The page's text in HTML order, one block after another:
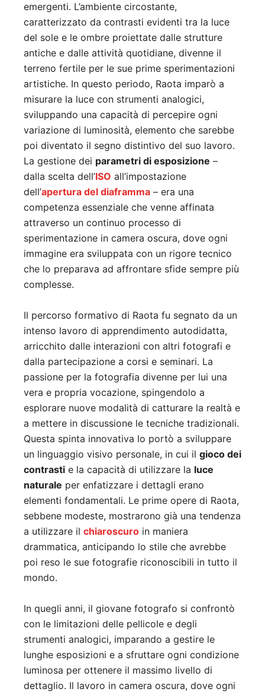
emergenti. L’ambiente circostante,
caratterizzato da contrasti evidenti tra la luce
del sole e le ombre proiettate dalle strutture
antiche e dalle attività quotidiane, divenne il
terreno fertile per le sue prime sperimentazioni
artistiche. In questo periodo, Raota imparò a
misurare la luce con strumenti analogici,
sviluppando una capacità di percepire ogni
variazione di luminosità, elemento che sarebbe
poi diventato il segno distintivo del suo lavoro.
La gestione dei parametri di esposizione –
dalla scelta dell’ISO all’impostazione
dell’apertura del diaframma – era una
competenza essenziale che venne affinata
attraverso un continuo processo di
sperimentazione in camera oscura, dove ogni
immagine era sviluppata con un rigore tecnico
che lo preparava ad affrontare sfide sempre più
complesse.
Il percorso formativo di Raota fu segnato da un
intenso lavoro di apprendimento autodidatta,
arricchito dalle interazioni con altri fotografi e
dalla partecipazione a corsi e seminari. La
passione per la fotografia divenne per lui una
vera e propria vocazione, spingendolo a
esplorare nuove modalità di catturare la realtà e
a mettere in discussione le tecniche tradizionali.
Questa spinta innovativa lo portò a sviluppare
un linguaggio visivo personale, in cui il gioco dei
contrasti e la capacità di utilizzare la luce
naturale per enfatizzare i dettagli erano
elementi fondamentali. Le prime opere di Raota,
sebbene modeste, mostrarono già una tendenza
a utilizzare il chiaroscuro in maniera
drammatica, anticipando lo stile che avrebbe
poi reso le sue fotografie riconoscibili in tutto il
mondo.
In quegli anni, il giovane fotografo si confrontò
con le limitazioni delle pellicole e degli
strumenti analogici, imparando a gestire le
lunghe esposizioni e a sfruttare ogni condizione
luminosa per ottenere il massimo livello di
dettaglio. Il lavoro in camera oscura, dove ogni